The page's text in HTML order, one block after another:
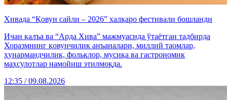
Хивада “Қовун сайли – 2026” халқаро фестивали бошланди
Ичан қалъа ва “Арда Хива” мажмуасида ўтаётган тадбирда
Хоразмнинг қовунчилик анъаналари, миллий таомлар,
ҳунармандчилик, фольклор, мусиқа ва гастрономик
маҳсулотлар намойиш этилмоқда.
12:35 / 09.08.2026